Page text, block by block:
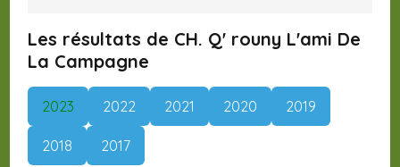
Les résultats de CH. Q' rouny L'ami De
La Campagne
2023 2022 2021 2020 2019
2018 2017